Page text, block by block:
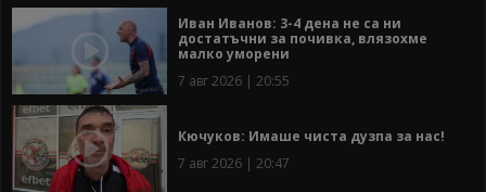
Иван Иванов: 3-4 дена не са ни
достатъчни за почивка, влязохме
малко уморени
7 авг 2026 | 20:55
Кючуков: Имаше чиста дузпа за нас!
7 авг 2026 | 20:47